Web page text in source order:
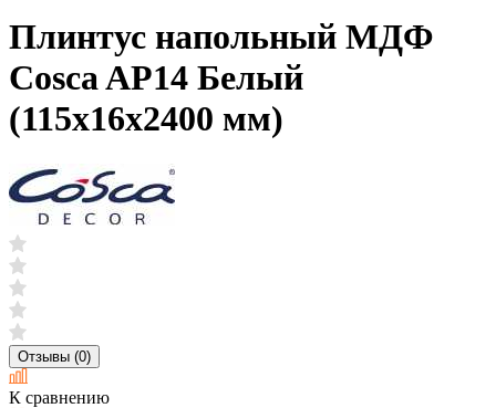
Плинтус напольный МДФ
Cosca AP14 Белый
(115х16х2400 мм)
Отзывы (0)
К сравнению